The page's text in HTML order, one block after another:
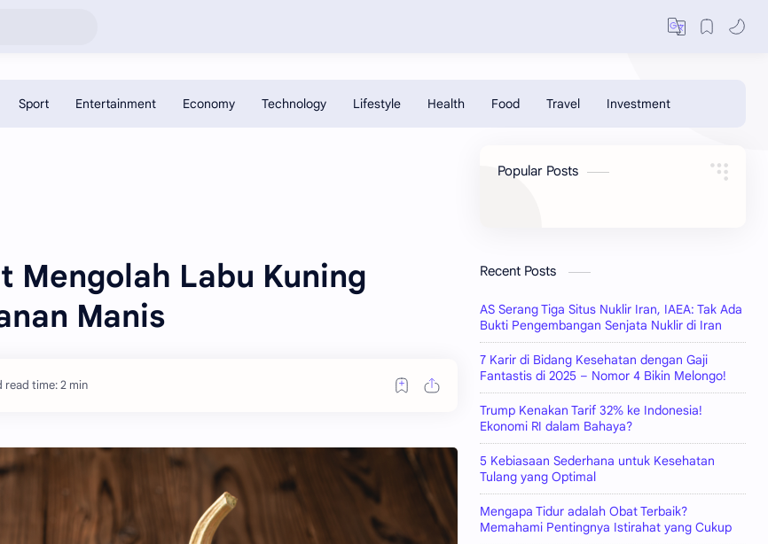
Mengolah Labu Kuning
Manis
read time: 2 min
Popular Posts
Recent Posts
AS Serang Tiga Situs Nuklir Iran, IAEA: Tak Ada
Bukti Pengembangan Senjata Nuklir di Iran
7 Karir di Bidang Kesehatan dengan Gaji
Fantastis di 2025 – Nomor 4 Bikin Melongo!
Trump Kenakan Tarif 32% ke Indonesia!
Ekonomi RI dalam Bahaya?
5 Kebiasaan Sederhana untuk Kesehatan
Tulang yang Optimal
Mengapa Tidur adalah Obat Terbaik?
Memahami Pentingnya Istirahat yang Cukup